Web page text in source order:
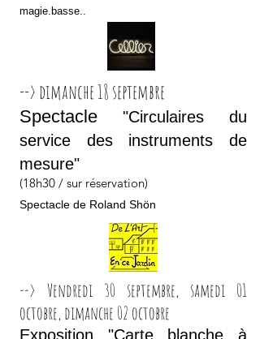
magie.basse..
--> dimanche 18 septembre
Spectacle "Circulaires du
service des instruments de
mesure"
(18h30 / sur réservation)
Spectacle de Roland Shön
--> Vendredi 30 septembre, samedi 01
octobre, dimanche 02 octobre
Exposition "Carte blanche à